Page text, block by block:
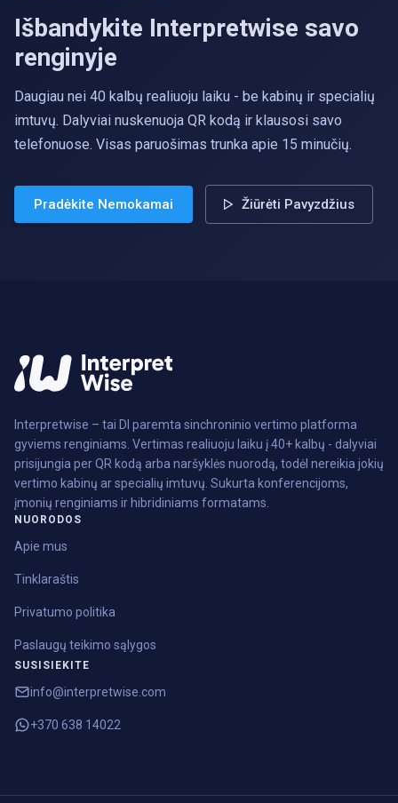
Išbandykite Interpretwise savo
renginyje
Daugiau nei 40 kalbų realiuoju laiku - be kabinų ir specialių
imtuvų. Dalyviai nuskenuoja QR kodą ir klausosi savo
telefonuose. Visas paruošimas trunka apie 15 minučių.
Pradėkite Nemokamai Žiūrėti Pavyzdžius
Interpretwise – tai DI paremta sinchroninio vertimo platforma
gyviems renginiams. Vertimas realiuoju laiku į 40+ kalbų - dalyviai
prisijungia per QR kodą arba naršyklės nuorodą, todėl nereikia jokių
vertimo kabinų ar specialių imtuvų. Sukurta konferencijoms,
įmonių renginiams ir hibridiniams formatams.
NUORODOS
Apie mus
Tinklaraštis
Privatumo politika
Paslaugų teikimo sąlygos
SUSISIEKITE
info@interpretwise.com
+370 638 14022